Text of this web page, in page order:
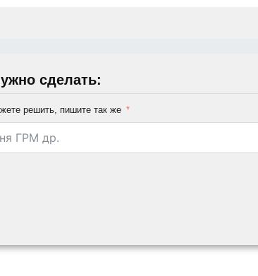
сделать:
решить, пишите так же